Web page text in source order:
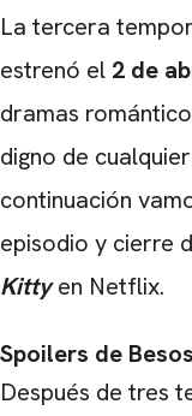
La tercera
estrenó el 2 de
dramas
digno de
continuación
episodio y cierre
Kittyen Netflix.
Spoilers de
Después de tres